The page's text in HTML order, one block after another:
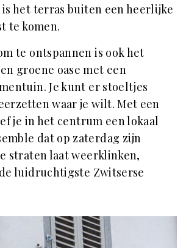
het terras buiten een heerlijke
te komen.
te ontspannen is ook het
groene oase met een
Je kunt er stoeltjes
waar je wilt. Met een
je in het centrum een lokaal
dat op zaterdag zijn
straten laat weerklinken,
luidruchtigste Zwitserse